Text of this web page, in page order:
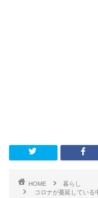
HOME
暮らし
コロナが蔓延している